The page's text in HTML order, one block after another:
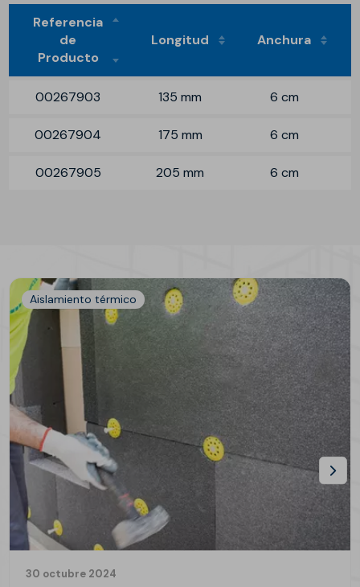
Referencia
de
Producto
Longitud Anchura
00267903 135 mm 6 cm
00267904 175 mm 6 cm
00267905 205 mm 6 cm
Aislamiento térmico
30 octubre 2024